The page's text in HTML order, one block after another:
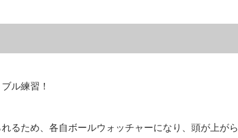
ル練習！
るため、各自ボールウォッチャーになり、頭が上がら